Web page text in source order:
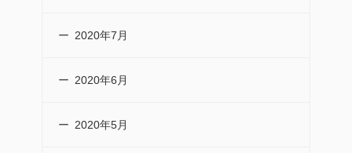
2020年7月
2020年6月
2020年5月